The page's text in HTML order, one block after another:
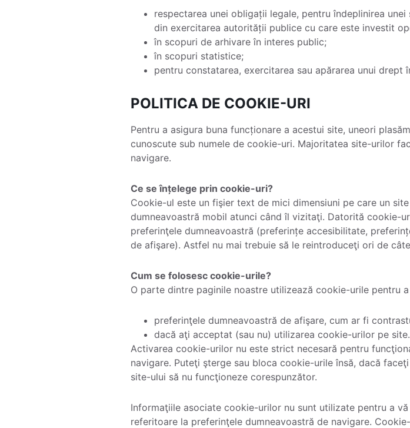
respectarea unei obligații legale, pentru îndeplinirea
din exercitarea autorității publice cu care este investit
în scopuri de arhivare în interes public;
în scopuri statistice;
pentru constatarea, exercitarea sau apărarea unui drept
POLITICA DE COOKIE-URI
Pentru a asigura buna funcționare a acestui site, uneori
cunoscute sub numele de cookie-uri. Majoritatea site-urilor
navigare.
Ce se înțelege prin cookie-uri?
Cookie-ul este un fişier text de mici dimensiuni pe care un
dumneavoastră mobil atunci când îl vizitaţi. Datorită cookie-
preferinţele dumneavoastră (preferințe accesibilitate,
de afişare). Astfel nu mai trebuie să le reintroduceţi ori de
Cum se folosesc cookie-urile?
O parte dintre paginile noastre utilizează cookie-urile pentru
preferinţele dumneavoastră de afişare, cum ar fi
dacă aţi acceptat (sau nu) utilizarea cookie-urilor pe site.
Activarea cookie-urilor nu este strict necesară pentru
navigare. Puteţi şterge sau bloca cookie-urile însă, dacă
site-ului să nu funcţioneze corespunzător.
Informaţiile asociate cookie-urilor nu sunt utilizate pentru a
referitoare la preferinţele dumneavoastră de navigare.